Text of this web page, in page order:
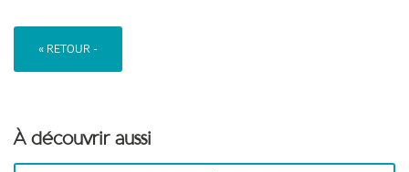
« RETOUR -
À découvrir aussi